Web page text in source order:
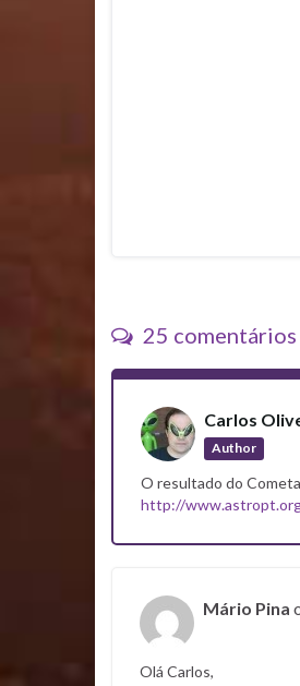
25 comentários
Carlos
Author
O resultado do
http://
Mário Pina
Olá Carlos,